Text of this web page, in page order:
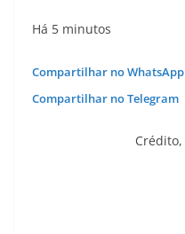
Há 5 minutos
Compartilhar no WhatsApp
Compartilhar no Telegram
Crédito,